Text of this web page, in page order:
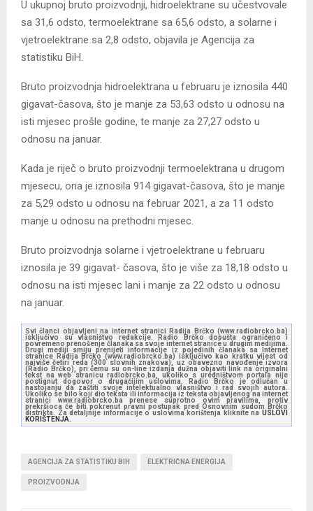
U ukupnoj bruto proizvodnji, hidroelektrane su učestvovale
sa 31,6 odsto, termoelektrane sa 65,6 odsto, a solarne i
vjetroelektrane sa 2,8 odsto, objavila je Agencija za
statistiku BiH.
Bruto proizvodnja hidroelektrana u februaru je iznosila 440
gigavat-časova, što je manje za 53,63 odsto u odnosu na
isti mjesec prošle godine, te manje za 27,27 odsto u
odnosu na januar.
Kada je riječ o bruto proizvodnji termoelektrana u drugom
mjesecu, ona je iznosila 914 gigavat-časova, što je manje
za 5,29 odsto u odnosu na februar 2021, a za 11 odsto
manje u odnosu na prethodni mjesec.
Bruto proizvodnja solarne i vjetroelektrane u februaru
iznosila je 39 gigavat- časova, što je više za 18,18 odsto u
odnosu na isti mjesec lani i manje za 22 odsto u odnosu
na januar.
Svi članci objavljeni na internet stranici Radija Brčko (www.radiobrcko.ba)
isključivo su vlasništvo redakcije. Radio Brčko dopušta ograničeno i
povremeno prenošenje članaka sa svoje internet stranice u drugim medijima.
Drugi mediji smiju prenijeti informacije iz pojedinih članaka sa Internet
stranice Radija Brčko (www.radiobrcko.ba) isključivo kao kratku vijest od
najviše četiri reda (300 slovnih znakova), uz obavezno navođenje izvora
(Radio Brčko), pri čemu su on-line izdanja dužna objaviti link na originalni
tekst na web stranicu radiobrcko.ba, ukoliko s uredništvom portala nije
postignut dogovor o drugačijim uslovima. Radio Brčko je odlučan u
nastojanju da zaštiti svoje intelektualno vlasništvo i rad svojih autora.
Ukoliko se bilo koji dio teksta ili informacija iz teksta objavljenog na internet
stranici www.radiobrcko.ba prenese suprotno ovim pravilima, protiv
prekršioca će biti pokrenut pravni postupak pred Osnovnim sudom Brčko
distrikta. Za detaljnije informacije o uslovima korištenja kliknite na USLOVI
KORIŠTENJA.
AGENCIJA ZA STATISTIKU BIH ELEKTRIČNA ENERGIJA
PROIZVODNJA